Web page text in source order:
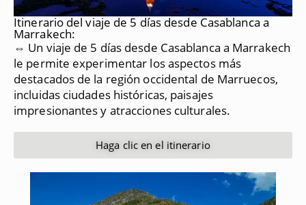
Itinerario del viaje de 5 días desde Casablanca a
Marrakech:
⇔ Un viaje de 5 días desde Casablanca a Marrakech
le permite experimentar los aspectos más
destacados de la región occidental de Marruecos,
incluidas ciudades históricas, paisajes
impresionantes y atracciones culturales.
Haga clic en el itinerario